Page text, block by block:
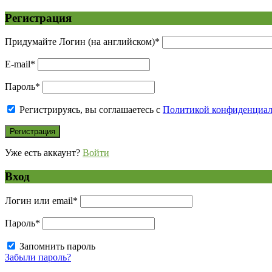
Регистрация
Придумайте Логин (на английском)*
E-mail*
Пароль*
Регистрируясь, вы соглашаетесь с Политикой
Уже есть аккаунт? Войти
Вход
Логин или email*
Пароль*
Запомнить пароль
Забыли пароль?